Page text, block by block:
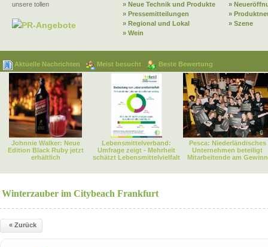
unsere tollen
PR-Angebote
» Neue Technik und Produkte
»
» Pressemitteilungen
»
» Regional und Lokal
» Szene
» Wein
Aktuelle Nachrichten Meist besucht Beste Bewertung
Johnnie Walker: Neue
Edition Black Ruby jetzt
erhältlich
Lebensmittelverband:
Umfrage zeigt - Mehrheit
schätzt Lebensmittelvielfalt
Pesca: Niederländisches
Unternehmen beteiligt
Mitarbeitende am Gewinn
Winterzauber im Citybeach Frankfurt
« Zurück